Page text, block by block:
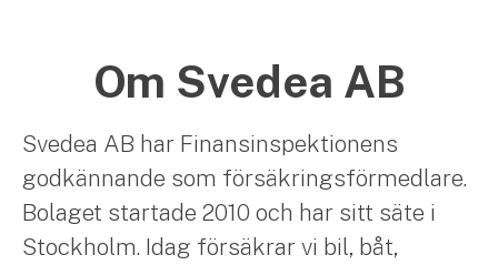
Om Svedea AB
Svedea AB har Finansinspektionens
godkännande som försäkringsförmedlare.
Bolaget startade 2010 och har sitt säte i
Stockholm. Idag försäkrar vi bil, båt,